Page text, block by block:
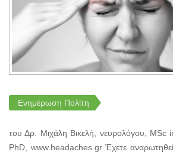
Ενημέρωση Πολίτη
του Δρ. Μιχάλη Βικελή, νευρολόγου, MSc
PhD, www.headaches.gr Έχετε αναρωτηθεί